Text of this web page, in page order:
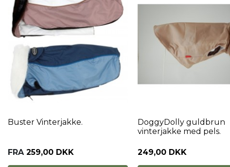
Buster Vinterjakke.
FRA 259,00 DKK
DoggyDolly guldbrun
vinterjakke med pels.
249,00 DKK